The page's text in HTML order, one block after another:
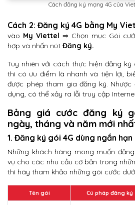
Cách đăng ký mạng 4G của
Cách 2: Đăng ký 4G bằng My
vào My Viettel ⇒ Chọn mục Gói
hợp và nhấn nút Đăng ký.
Tuy nhiên với cách thực hiện đăng
thì có ưu điểm là nhanh và tiện lợi,
được phép tham gia đăng ký.
dụng, có thể xảy ra lỗi truy cập
Bảng giá cước đăng ký
ngày, tháng và năm mới
1. Đăng ký gói 4G dùng ngắn hạn
Những khách hàng mong muốn
vụ cho các nhu cầu cơ bản trong
thì hãy tham khảo những gói cước
Tên gói Cú pháp đăng ký